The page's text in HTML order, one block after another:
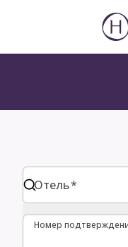
Отель
Отель*
Номер
Номер